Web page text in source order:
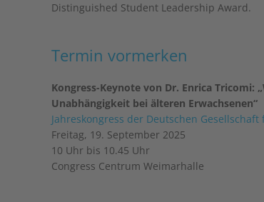
Distinguished Student Leadership Award.
Termin vormerken
Kongress-Keynote von Dr. Enrica
Unabhängigkeit bei älteren Erwachsenen“
Jahreskongress der Deutschen Gesellschaft
Freitag, 19. September 2025
10 Uhr bis 10.45 Uhr
Congress Centrum Weimarhalle